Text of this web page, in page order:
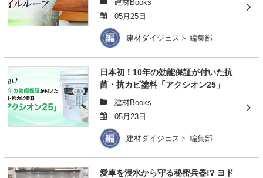
建材Books
05月25日
建材ダイジェスト 編集部
日本初！10年の効能保証が付いた抗
菌・抗カビ塗料「アクシオン25」
建材Books
05月23日
建材ダイジェスト 編集部
愛車を浸水から守る秘密兵器!? ヨド